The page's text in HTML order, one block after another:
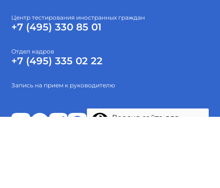
Центр тестирования иностранных граждан
+7 (495) 330 85 01
Отдел кадров
+7 (495) 335 02 22
Запись на прием к руководителю
Версия сайта для